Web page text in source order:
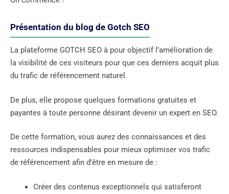
Présentation du blog de Gotch SEO
La plateforme GOTCH SEO à pour objectif l’amélioration de
la visibilité de ces visiteurs pour que ces derniers acquit plus
du trafic de référencement naturel.
De plus, elle propose quelques formations gratuites et
payantes à toute personne désirant devenir un expert en SEO.
De cette formation, vous aurez des connaissances et des
ressources indispensables pour mieux optimiser vos trafic
de référencement afin d’être en mesure de :
Créer des contenus exceptionnels qui satisferont